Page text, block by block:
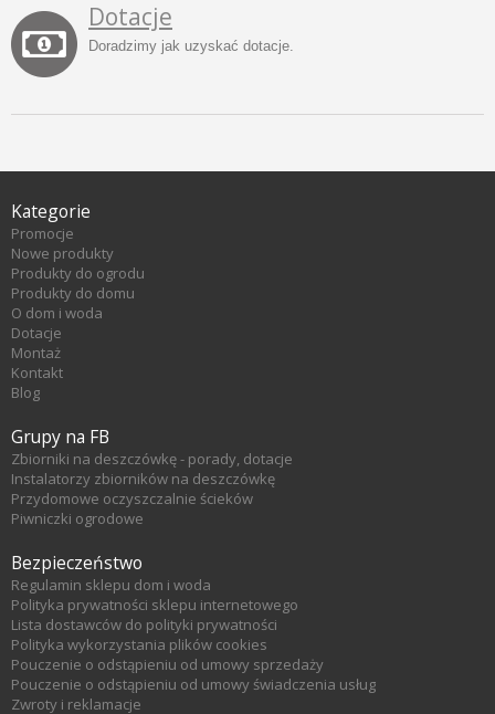
Dotacje
Doradzimy jak uzyskać dotacje.
Kategorie
Promocje
Nowe produkty
Produkty do ogrodu
Produkty do domu
O dom i woda
Dotacje
Montaż
Kontakt
Blog
Grupy na FB
Zbiorniki na deszczówkę - porady, dotacje
Instalatorzy zbiorników na deszczówkę
Przydomowe oczyszczalnie ścieków
Piwniczki ogrodowe
Bezpieczeństwo
Regulamin sklepu dom i woda
Polityka prywatności sklepu internetowego
Lista dostawców do polityki prywatności
Polityka wykorzystania plików cookies
Pouczenie o odstąpieniu od umowy sprzedaży
Pouczenie o odstąpieniu od umowy świadczenia usług
Zwroty i reklamacje